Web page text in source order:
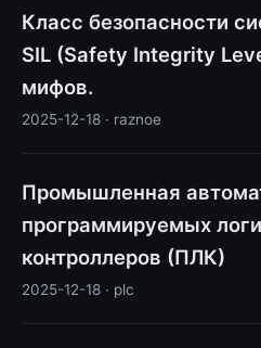
Класс безопасности
SIL (Safety Integrity
мифов.
2025-12-18 · raznoe
Промышленная
программируемых
контроллеров (ПЛК)
2025-12-18 · plc